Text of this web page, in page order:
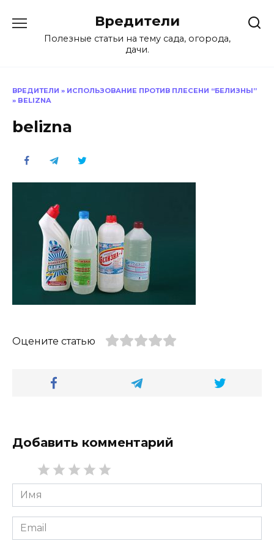
содержанию
Вредители
Полезные статьи на тему сада, огорода,
дачи.
ВРЕДИТЕЛИ » ИСПОЛЬЗОВАНИЕ ПРОТИВ ПЛЕСЕНИ “БЕЛИЗНЫ”
» BELIZNA
belizna
Оцените статью
Добавить комментарий
Имя
*
Email
*